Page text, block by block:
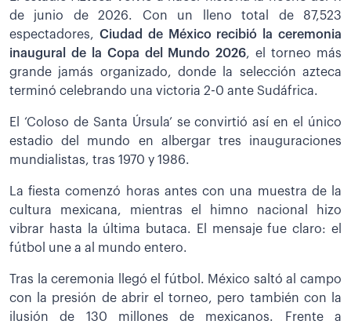
de junio de 2026. Con un lleno total de 87,523
espectadores, Ciudad de México recibió la ceremonia
inaugural de la Copa del Mundo 2026, el torneo más
grande jamás organizado, donde la selección azteca
terminó celebrando una victoria 2-0 ante Sudáfrica.
El ‘Coloso de Santa Úrsula’ se convirtió así en el único
estadio del mundo en albergar tres inauguraciones
mundialistas, tras 1970 y 1986.
La fiesta comenzó horas antes con una muestra de la
cultura mexicana, mientras el himno nacional hizo
vibrar hasta la última butaca. El mensaje fue claro: el
fútbol une a al mundo entero.
Tras la ceremonia llegó el fútbol. México saltó al campo
con la presión de abrir el torneo, pero también con la
ilusión de 130 millones de mexicanos. Frente a